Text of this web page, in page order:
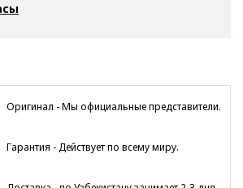
Оригинал - Мы официальные представители.
Гарантия - Действует по всему миру.